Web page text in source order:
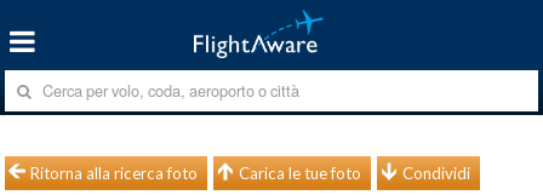
Ritorna alla ricerca foto Carica le tue foto Condividi